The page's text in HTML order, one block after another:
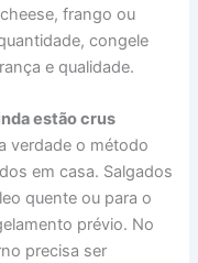
frango ou
congele
e qualidade.
estão crus
verdade o método
em casa. Salgados
quente ou para o
prévio. No
precisa ser